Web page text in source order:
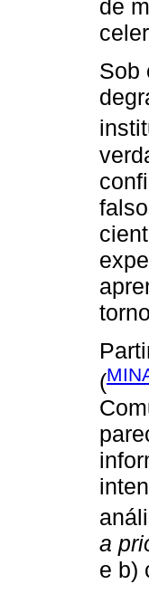
de
Sob
(
a
e b)